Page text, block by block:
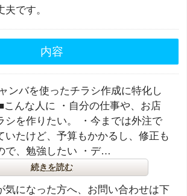
です。
内容
ンバを使ったチラシ作成に特化し
こんな人に ・自分の仕事や、お店
シを作りたい。 ・今までは外注で
いたけど、予算もかかるし、修正も
で、勉強したい ・デ…
続きを読む
気になった方へ、お問い合わせは下